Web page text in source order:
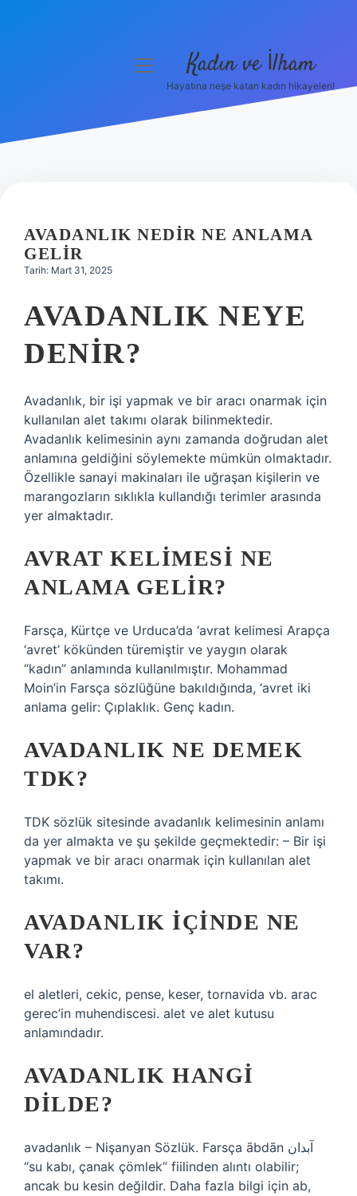
Hakkımızda
menüyü
Kadın ve İlham
Hayatına neşe katan kadın hikayeleri!
AVADANLIK NEDIR NE ANLAMA
GELIR
Tarih: Mart 31, 2025
AVADANLIK NEYE
DENIR?
Avadanlık, bir işi yapmak ve bir aracı onarmak için
kullanılan alet takımı olarak bilinmektedir.
Avadanlık kelimesinin aynı zamanda doğrudan alet
anlamına geldiğini söylemekte mümkün olmaktadır.
Özellikle sanayi makinaları ile uğraşan kişilerin ve
marangozların sıklıkla kullandığı terimler arasında
yer almaktadır.
AVRAT KELIMESI NE
ANLAMA GELIR?
Farsça, Kürtçe ve Urduca’da ‘avrat kelimesi Arapça
‘avret’ kökünden türemiştir ve yaygın olarak
“kadın” anlamında kullanılmıştır. Mohammad
Moin’in Farsça sözlüğüne bakıldığında, ‘avret iki
anlama gelir: Çıplaklık. Genç kadın.
AVADANLIK NE DEMEK
TDK?
TDK sözlük sitesinde avadanlık kelimesinin anlamı
da yer almakta ve şu şekilde geçmektedir: – Bir işi
yapmak ve bir aracı onarmak için kullanılan alet
takımı.
AVADANLIK IÇINDE NE
VAR?
el aletleri, cekic, pense, keser, tornavida vb. arac
gerec’in muhendiscesi. alet ve alet kutusu
anlamındadır.
AVADANLIK HANGI
DILDE?
avadanlık – Nişanyan Sözlük. Farsça ābdān آبدان
“su kabı, çanak çömlek” fiilinden alıntı olabilir;
ancak bu kesin değildir. Daha fazla bilgi için ab,